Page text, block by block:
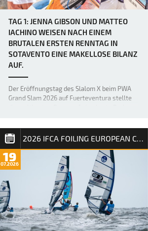
TAG 1: JENNA GIBSON UND MATTEO
IACHINO WEISEN NACH EINEM
BRUTALEN ERSTEN RENNTAG IN
SOTAVENTO EINE MAKELLOSE BILANZ
AUF.
Der Eröffnungstag des Slalom X beim PWA
Grand Slam 2026 auf Fuerteventura stellte
auf der Rennstrecke für Chaos sorgten. Wer
auf einen sanften Einstieg ins …
2026 IFCA FOILING EUROPEAN CHAMPIONSHIP
19
07.2026